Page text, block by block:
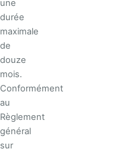
une
durée
maximale
de
douze
mois.
Conformément
au
Règlement
général
sur